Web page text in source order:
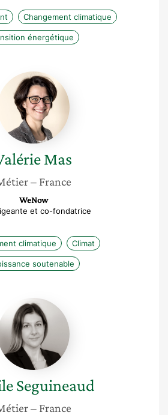
Changement climatique
énergétique
Valérie
Mas
Mas
– France
WeNow
et co-fondatrice
climatique Climat
soutenable
Cecile
Seguineaud
Seguineaud
– France